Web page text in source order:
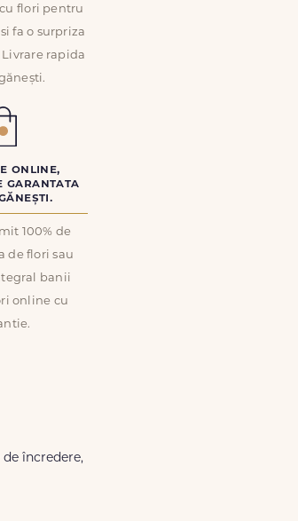
flori pentru
fa o surpriza
rapida
online,
garantata
100% de
de flori sau
banii
online cu
de încredere,